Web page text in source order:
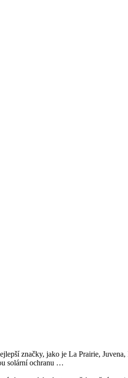
značky, jako je La Prairie,
solární ochranu …